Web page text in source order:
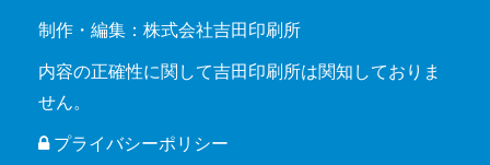
制作・編集：株式会社吉田印刷所
内容の正確性に関して吉田印刷所は関知しておりま
せん。
プライバシーポリシー